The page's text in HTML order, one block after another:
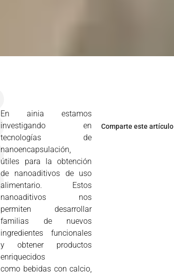
En ainia estamos
investigando en
tecnologías de
nanoencapsulación,
útiles para la obtención
de nanoaditivos de uso
alimentario. Estos
nanoaditivos nos
permiten desarrollar
familias de nuevos
ingredientes funcionales
y obtener productos
enriquecidos
como bebidas con calcio,
Comparte este artículo